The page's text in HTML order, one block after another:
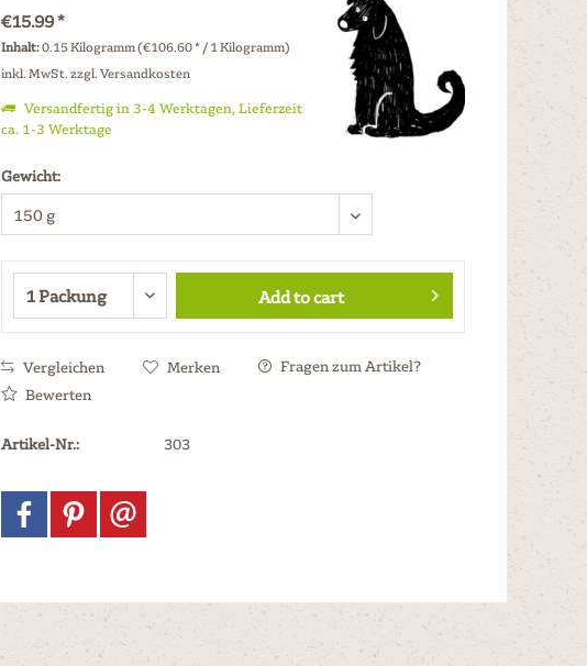
€15.99 *
Inhalt:0.15 Kilogramm (€106.60 * / 1 Kilogramm)
inkl. MwSt. zzgl. Versandkosten
Versandfertig in 3-4 Werktagen, Lieferzeit
ca. 1-3 Werktage
Gewicht:
Add to cart
Vergleichen Merken
Fragen zum Artikel?
Bewerten
Artikel-Nr.: 303